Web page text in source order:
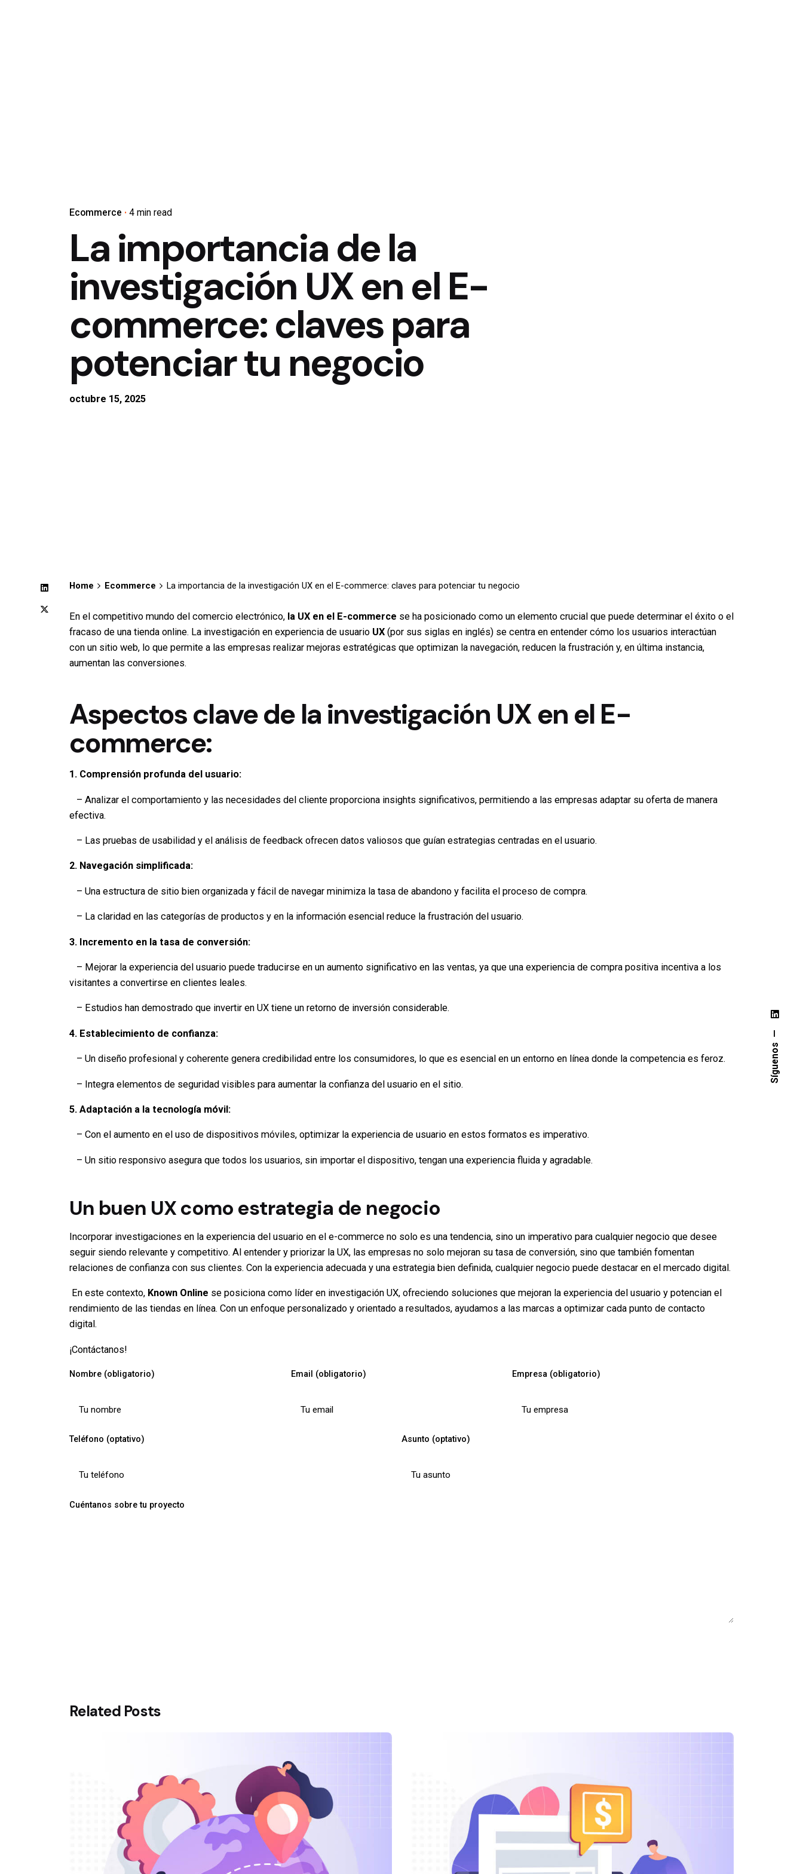
Síguenos
Ecommerce 4 min read
La importancia de la
investigación UX en el E-
commerce: claves para
potenciar tu negocio
octubre 15, 2025
Home Ecommerce La importancia de la investigación UX en el E-commerce: claves para potenciar tu negocio
En el competitivo mundo del comercio electrónico, la UX en el E-commerce se ha posicionado como un elemento crucial que puede determinar el éxito o el
fracaso de una tienda online. La investigación en experiencia de usuario UX (por sus siglas en inglés) se centra en entender cómo los usuarios interactúan
con un sitio web, lo que permite a las empresas realizar mejoras estratégicas que optimizan la navegación, reducen la frustración y, en última instancia,
aumentan las conversiones.
Aspectos clave de la investigación UX en el E-
commerce:
1. Comprensión profunda del usuario:
– Analizar el comportamiento y las necesidades del cliente proporciona insights significativos, permitiendo a las empresas adaptar su oferta de manera
efectiva.
– Las pruebas de usabilidad y el análisis de feedback ofrecen datos valiosos que guían estrategias centradas en el usuario.
2. Navegación simplificada:
– Una estructura de sitio bien organizada y fácil de navegar minimiza la tasa de abandono y facilita el proceso de compra.
– La claridad en las categorías de productos y en la información esencial reduce la frustración del usuario.
3. Incremento en la tasa de conversión:
– Mejorar la experiencia del usuario puede traducirse en un aumento significativo en las ventas, ya que una experiencia de compra positiva incentiva a los
visitantes a convertirse en clientes leales.
– Estudios han demostrado que invertir en UX tiene un retorno de inversión considerable.
4. Establecimiento de confianza:
– Un diseño profesional y coherente genera credibilidad entre los consumidores, lo que es esencial en un entorno en línea donde la competencia es feroz.
– Integra elementos de seguridad visibles para aumentar la confianza del usuario en el sitio.
5. Adaptación a la tecnología móvil:
– Con el aumento en el uso de dispositivos móviles, optimizar la experiencia de usuario en estos formatos es imperativo.
– Un sitio responsivo asegura que todos los usuarios, sin importar el dispositivo, tengan una experiencia fluida y agradable.
Un buen UX como estrategia de negocio
Incorporar investigaciones en la experiencia del usuario en el e-commerce no solo es una tendencia, sino un imperativo para cualquier negocio que desee
seguir siendo relevante y competitivo. Al entender y priorizar la UX, las empresas no solo mejoran su tasa de conversión, sino que también fomentan
relaciones de confianza con sus clientes. Con la experiencia adecuada y una estrategia bien definida, cualquier negocio puede destacar en el mercado digital.
En este contexto, Known Online se posiciona como líder en investigación UX, ofreciendo soluciones que mejoran la experiencia del usuario y potencian el
rendimiento de las tiendas en línea. Con un enfoque personalizado y orientado a resultados, ayudamos a las marcas a optimizar cada punto de contacto
digital.
¡Contáctanos!
Nombre (obligatorio) Email (obligatorio) Empresa (obligatorio)
Teléfono (optativo) Asunto (optativo)
Cuéntanos sobre tu proyecto
Related Posts